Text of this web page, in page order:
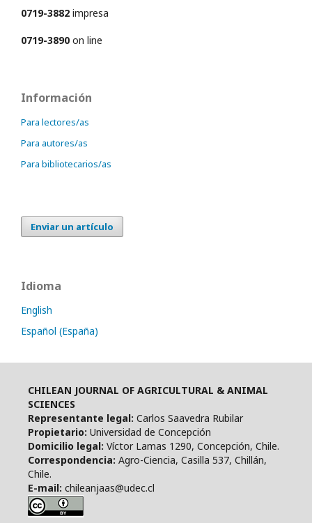
0719-3882 impresa
0719-3890 on line
Información
Para lectores/as
Para autores/as
Para bibliotecarios/as
Enviar un artículo
Idioma
English
Español (España)
CHILEAN JOURNAL OF AGRICULTURAL & ANIMAL
SCIENCES
Representante legal: Carlos Saavedra Rubilar
Propietario: Universidad de Concepción
Domicilio legal: Víctor Lamas 1290, Concepción, Chile.
Correspondencia: Agro-Ciencia, Casilla 537, Chillán,
Chile.
E-mail: chileanjaas@udec.cl